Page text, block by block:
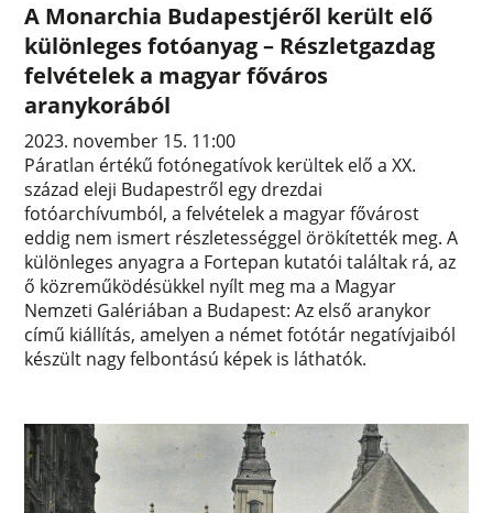
A Monarchia Budapestjéről került elő
különleges fotóanyag – Részletgazdag
felvételek a magyar főváros
aranykorából
2023. november 15. 11:00
Páratlan értékű fotónegatívok kerültek elő a XX.
század eleji Budapestről egy drezdai
fotóarchívumból, a felvételek a magyar fővárost
eddig nem ismert részletességgel örökítették meg. A
különleges anyagra a Fortepan kutatói találtak rá, az
ő közreműködésükkel nyílt meg ma a Magyar
Nemzeti Galériában a Budapest: Az első aranykor
című kiállítás, amelyen a német fotótár negatívjaiból
készült nagy felbontású képek is láthatók.